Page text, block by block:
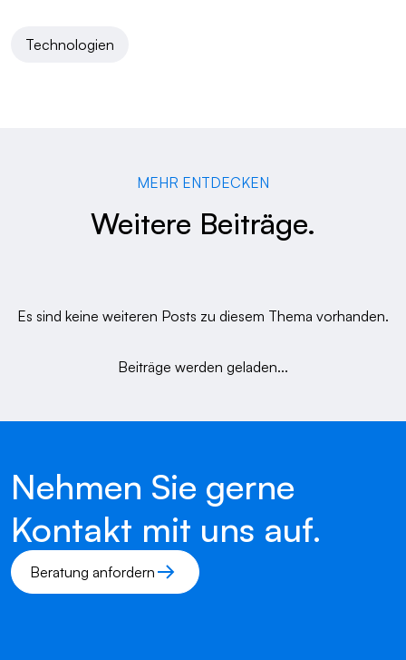
Technologien
MEHR ENTDECKEN
Weitere Beiträge.
Es sind keine weiteren Posts zu diesem Thema vorhanden.
Beiträge werden geladen...
Nehmen Sie gerne
Kontakt mit uns auf.
Beratung anfordern